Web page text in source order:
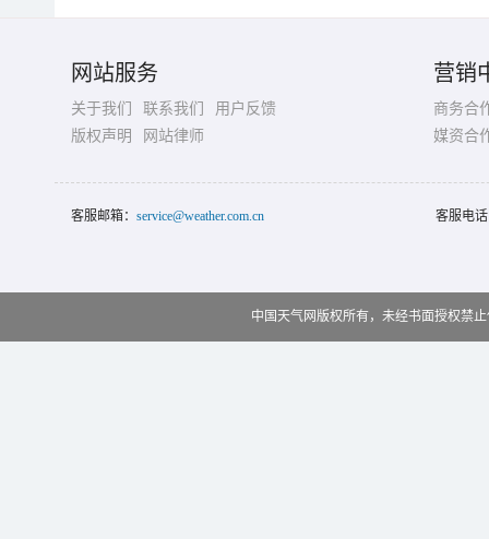
网站服务
关于我们 联系我们
用户反馈
版权声明
网站律师
营销
商务合
媒资合
客服邮箱： service@weather.com.cn 客服电
中国天气网版权所有，未经书面授权